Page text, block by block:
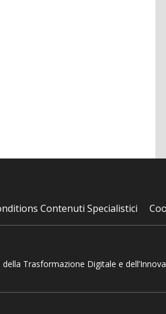
Contenuti Specialistici
Trasformazione Digitale e